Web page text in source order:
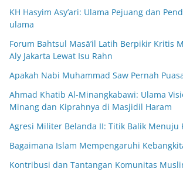
KH Hasyim Asy’ari: Ulama Pejuang dan
ulama
Forum Bahtsul Masā’il Latih Berpikir Kritis
Aly Jakarta Lewat Isu Rahn
Apakah Nabi Muhammad Saw Pernah
Ahmad Khatib Al-Minangkabawi: Ulama
Minang dan Kiprahnya di Masjidil Haram
Agresi Militer Belanda II: Titik Balik Menuju
Bagaimana Islam Mempengaruhi
Kontribusi dan Tantangan Komunitas